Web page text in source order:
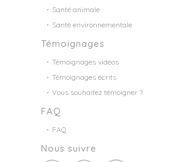
Santé animale
Santé environnementale
Témoignages
Témoignages vidéos
Témoignages écrits
Vous souhaitez témoigner ?
FAQ
FAQ
Nous suivre